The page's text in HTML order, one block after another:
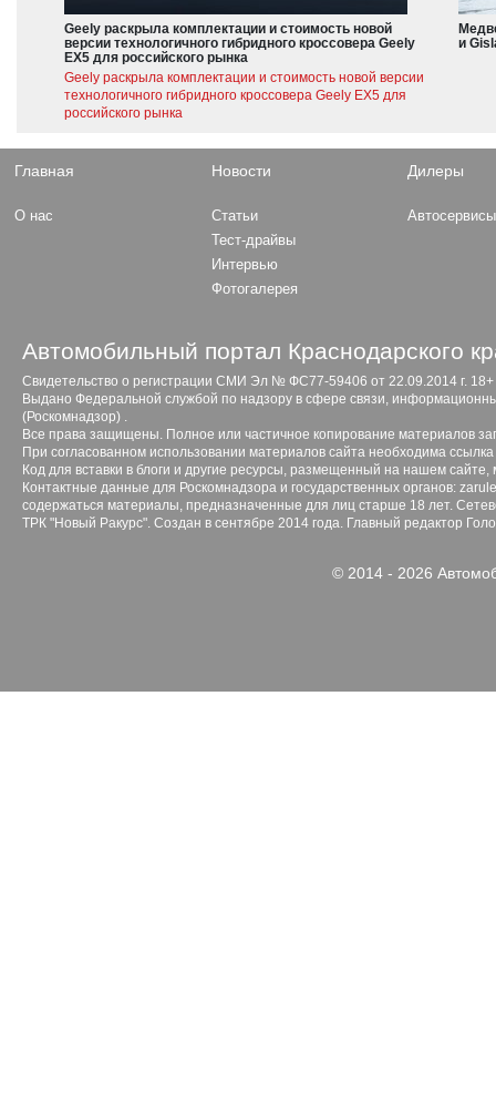
Geely раскрыла комплектации и стоимость новой
версии технологичного гибридного кроссовера Geely
EX5 для российского рынка
Geely раскрыла комплектации и стоимость новой версии
технологичного гибридного кроссовера Geely EX5 для
российского рынка
и
Главная
О нас
Новости
Статьи
Тест-драйвы
Интервью
Фотогалерея
Дилеры
Автосервисы
Автомобильный портал Краснодарского
Свидетельство о регистрации СМИ Эл № ФС77-59406 от 22.09.2014 г. 18+
Выдано Федеральной службой по надзору в сфере связи,
(Роскомнадзор) .
Все права защищены. Полное или частичное копирование материалов
При согласованном использовании материалов сайта необходима ссылка
Код для вставки в блоги и другие ресурсы, размещенный на нашем сайте,
Контактные данные для Роскомнадзора и государственных органов:
содержаться материалы, предназначенные для лиц старше 18 лет.
ТРК "Новый Ракурс". Создан в сентябре 2014 года. Главный редактор
© 2014 - 2026